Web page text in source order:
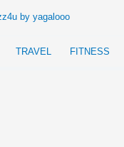
TRAVEL FITNESS